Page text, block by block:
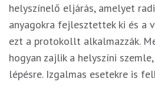
helyszínelő eljárás, amelyet
anyagokra fejlesztettek ki és a
ezt a protokollt alkalmazzák.
hogyan zajlik a helyszíni
lépésre. Izgalmas esetekre is